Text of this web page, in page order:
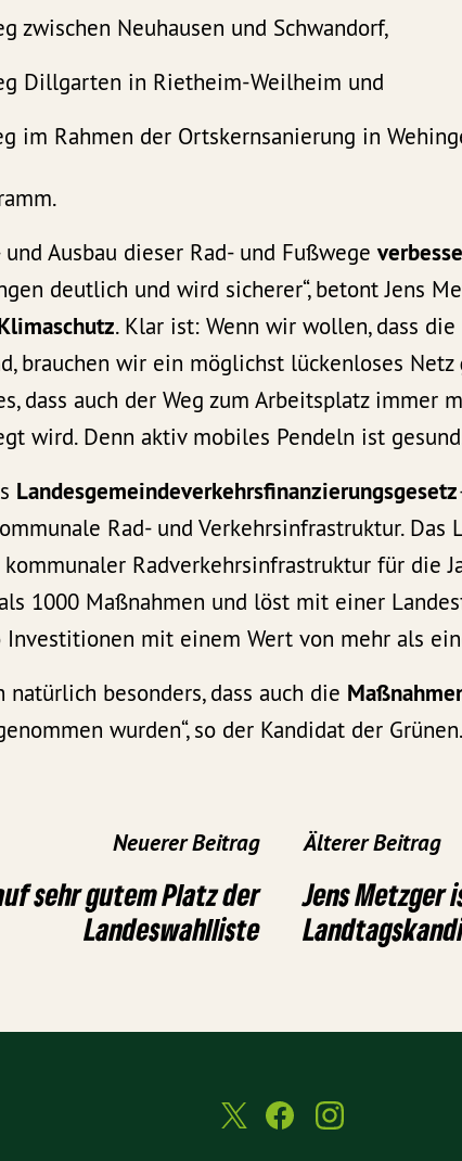
zwischen Neuhausen und Schwandorf,
Dillgarten in Rietheim-Weilheim und
im Rahmen der Ortskernsanierung in
Ausbau dieser Rad- und Fußwege
deutlich und wird sicherer“, betont Jens
. Klar ist: Wenn wir wollen, dass
brauchen wir ein möglichst lückenloses Netz
dass auch der Weg zum Arbeitsplatz immer
wird. Denn aktiv mobiles Pendeln ist
Landesgemeindeverkehrsfinanzierungsgesetz
Rad- und Verkehrsinfrastruktur. Das
Radverkehrsinfrastruktur für die
1000 Maßnahmen und löst mit einer
mit einem Wert von mehr als
natürlich besonders, dass auch die
wurden“, so der Kandidat der Grünen.
Neuerer Beitrag
sehr gutem Platz der
Landeswahlliste
Älterer Beitrag
Jens Metzger